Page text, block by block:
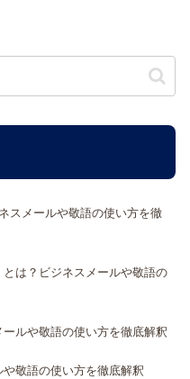
スメールや敬語の使い方を徹
とは？ビジネスメールや敬語の
ールや敬語の使い方を徹底解釈
や敬語の使い方を徹底解釈